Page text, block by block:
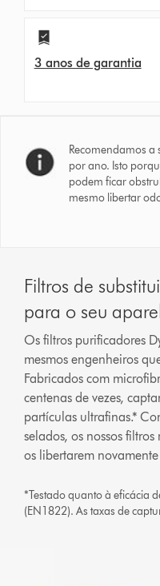
3 anos de garantia
Recomendamos a
por ano. Isto
podem ficar
mesmo libertar
Filtros de
para o seu
Os filtros purificadores
mesmos engenheiros
Fabricados com
centenas de vezes,
partículas ultrafinas.*
selados, os nossos
os libertarem
*Testado quanto à eficácia
(EN1822). As taxas de